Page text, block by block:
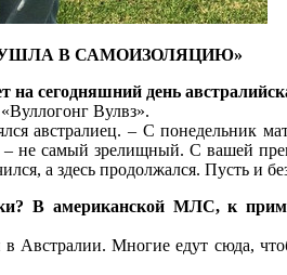
В САМОИЗОЛЯЦИЮ»
на сегодняшний день
Вулвз».
австралиец. – С понедельник
– не самый зрелищный. С вашей
а здесь продолжался. Пусть и
В американской МЛС, к
Многие едут сюда,